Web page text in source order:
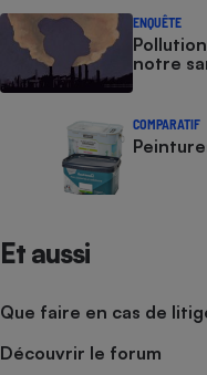
ENQUÊTE
notre
COMPARATIF
Et aussi
Que faire en cas de
Découvrir le forum